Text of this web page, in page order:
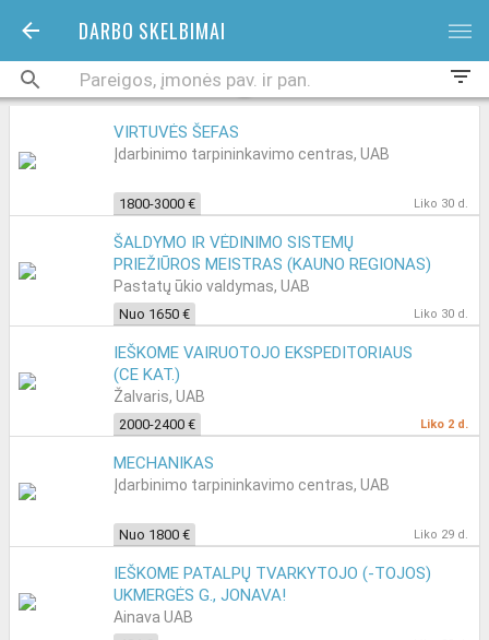
DARBO SKELBIMAI bars
filter_list
VIRTUVĖS ŠEFAS
Įdarbinimo tarpininkavimo centras, UAB
1800-3000 € Liko 30 d.
ŠALDYMO IR VĖDINIMO SISTEMŲ
PRIEŽIŪROS MEISTRAS (KAUNO REGIONAS)
Pastatų ūkio valdymas, UAB
Nuo 1650 € Liko 30 d.
IEŠKOME VAIRUOTOJO EKSPEDITORIAUS
(CE KAT.)
Žalvaris, UAB
2000-2400 € Liko 2 d.
MECHANIKAS
Įdarbinimo tarpininkavimo centras, UAB
Nuo 1800 € Liko 29 d.
IEŠKOME PATALPŲ TVARKYTOJO (-TOJOS)
UKMERGĖS G., JONAVA!
Ainava UAB